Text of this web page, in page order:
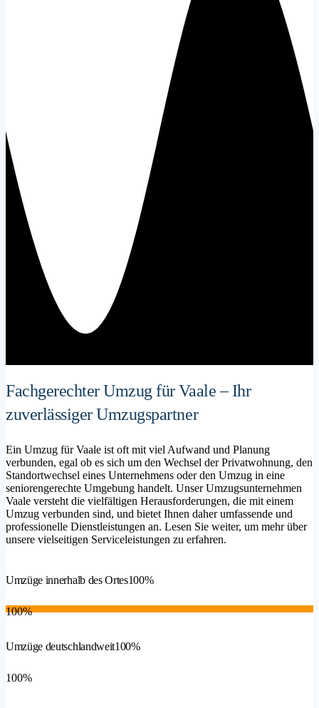
Fachgerechter Umzug für Vaale – Ihr
zuverlässiger Umzugspartner
Ein Umzug für Vaale ist oft mit viel Aufwand und Planung
verbunden, egal ob es sich um den Wechsel der Privatwohnung, den
Standortwechsel eines Unternehmens oder den Umzug in eine
seniorengerechte Umgebung handelt. Unser Umzugsunternehmen
Vaale versteht die vielfältigen Herausforderungen, die mit einem
Umzug verbunden sind, und bietet Ihnen daher umfassende und
professionelle Dienstleistungen an. Lesen Sie weiter, um mehr über
unsere vielseitigen Serviceleistungen zu erfahren.
Umzüge innerhalb des Ortes100%
100%
Umzüge deutschlandweit100%
100%